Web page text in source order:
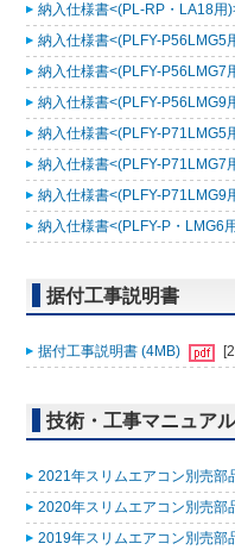
納入仕様書<(PL-RP・LA18用
納入仕様書<(PLFY-P56LMG5
納入仕様書<(PLFY-P56LMG7
納入仕様書<(PLFY-P56LMG9
納入仕様書<(PLFY-P71LMG5
納入仕様書<(PLFY-P71LMG7
納入仕様書<(PLFY-P71LMG9
納入仕様書<(PLFY-P・LMG6
据付工事説明書
据付工事説明書 (4MB)
技術・工事マニュアル
2021年スリムエアコン別売
2020年スリムエアコン別売部
2019年スリムエアコン別売部